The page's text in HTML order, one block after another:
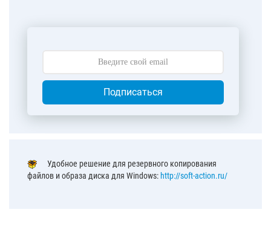
Подписаться
Удобное решение для резервного копирования
файлов и образа диска для Windows: http://soft-action.ru/